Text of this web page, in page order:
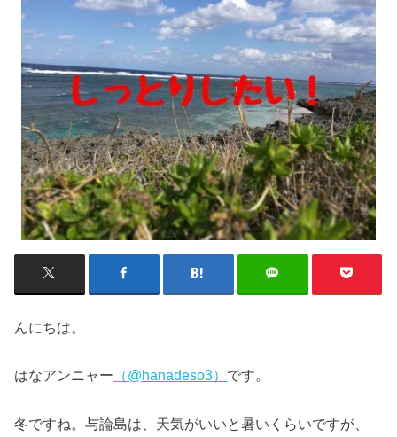
んにちは。
はなアンニャー （@hanadeso3） です。
冬ですね。与論島は、天気がいいと暑いくらいですが、